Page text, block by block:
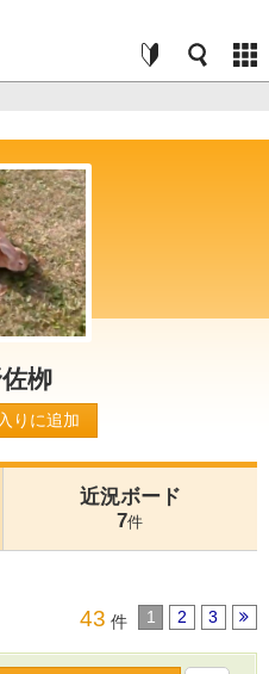
栁
りに追加
近況ボード
7件
43 件 1 2 3